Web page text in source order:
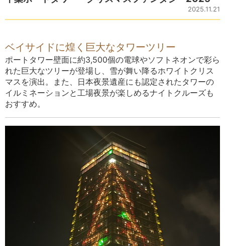
2025.11.21
ベイサイドに煌く巨大なタワーツリー
ポートタワー壁面に約3,500個の電球やソフトネオンで彩ら
れた巨大なツリーが登場し、雪が舞い降るホワイトクリス
マスを演出。また、日本夜景遺産にも認定されたタワーの
イルミネーションと工場夜景が楽しめるナイトクルーズも
おすすめ。